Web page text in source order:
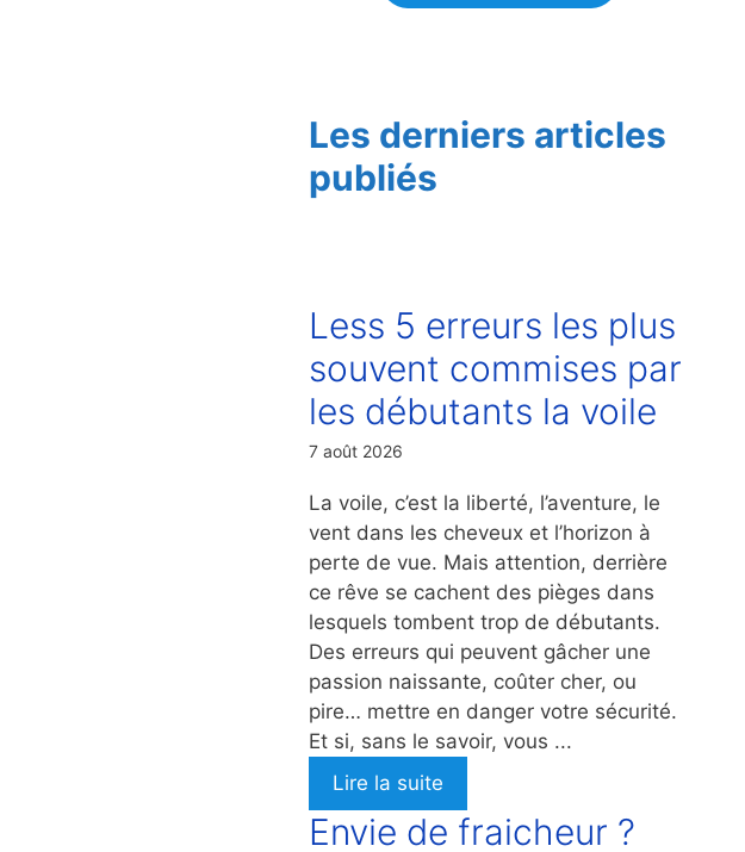
Les derniers articles
publiés
Less 5 erreurs les plus
souvent commises par
les débutants la voile
7 août 2026
La voile, c’est la liberté, l’aventure, le
vent dans les cheveux et l’horizon à
perte de vue. Mais attention, derrière
ce rêve se cachent des pièges dans
lesquels tombent trop de débutants.
Des erreurs qui peuvent gâcher une
passion naissante, coûter cher, ou
pire… mettre en danger votre sécurité.
Et si, sans le savoir, vous ...
Lire la suite
Envie de fraicheur ?